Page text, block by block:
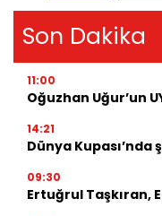
Son Dakika
11:00
Oğuzhan Uğur’un
14:21
Dünya
09:30
Ertuğrul Taşkıran,